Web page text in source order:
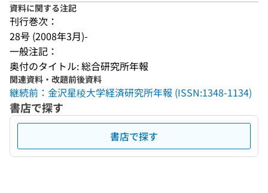
資料に関する注記
刊行巻次：
28号 (2008年3月)-
一般注記：
奥付のタイトル: 総合研究所年報
関連資料・改題前後資料
継続前：金沢星稜大学経済研究所年報 (ISSN:1348-1134)
書店で探す
書店で探す